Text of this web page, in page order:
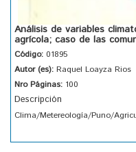
Análisis de variables
agrícola; caso de las
Código: 01895
Autor (es): Raquel Loayza Rios
Nro Páginas: 100
Descripción
Clima/Metereología/Puno/